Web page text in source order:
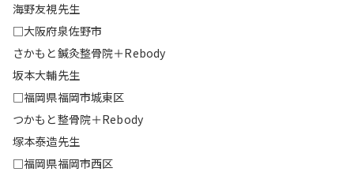
海野友視先生
□大阪府泉佐野市
さかもと鍼灸整骨院＋Rebody
坂本大輔先生
□福岡県福岡市城東区
つかもと整骨院＋Rebody
塚本泰造先生
□福岡県福岡市西区